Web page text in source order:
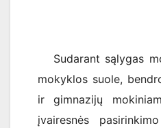
Sudarant sąlygas
mokyklos suole,
ir gimnazijų
įvairesnės